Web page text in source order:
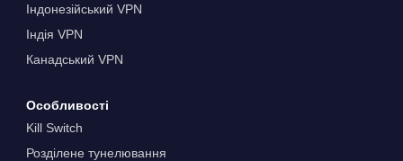
Індонезійський VPN
Індія VPN
Канадський VPN
Особливості
Kill Switch
Розділене тунелювання